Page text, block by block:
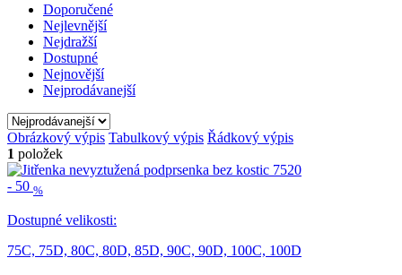
Doporučené
Nejlevnější
Nejdražší
Dostupné
Nejnovější
Nejprodávanejší
Obrázkový výpis Tabulkový výpis Řádkový výpis
1 položek
- 50 %
Dostupné velikosti:
75C, 75D, 80C, 80D, 85D, 90C, 90D, 100C, 100D